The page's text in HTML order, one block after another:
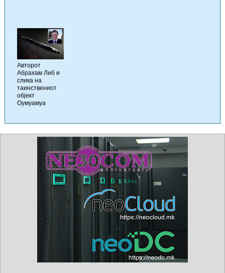
Авторот
Абрахам Либ и
слика на
таинствениот
објект
Оумуамуа